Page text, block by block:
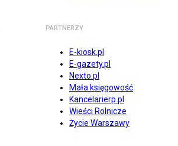
PARTNERZY
E-kiosk.pl
E-gazety.pl
Nexto.pl
Mała księgowość
Kancelarierp.pl
Wieści Rolnicze
Życie Warszawy